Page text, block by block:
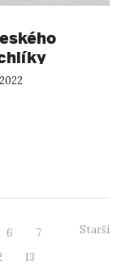
6
7
13
Starší